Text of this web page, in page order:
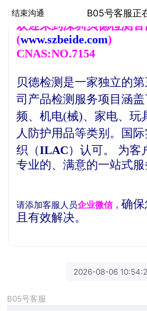
结束沟通 B05号客服正
欢 迎来到深圳贝德检测官
(www.szbeide.com)
CNAS:NO.7154
贝德检测是一家独立的
司产品检测服务项目涵
频、机电(械)、家电、玩
人防护用品等类别。
国
织（ILAC）认可。
为客
专业的、满意的一站式服
请添加客服人员企业微信，确保
且有效解决。
2026-08-06
B05号客服